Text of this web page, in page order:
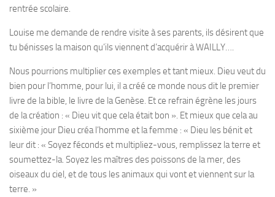
rentrée scolaire.
Louise me demande de rendre visite à ses parents, ils désirent que
tu bénisses la maison qu’ils viennent d’acquérir à WAILLY….
Nous pourrions multiplier ces exemples et tant mieux. Dieu veut du
bien pour l’homme, pour lui, il a créé ce monde nous dit le premier
livre de la bible, le livre de la Genèse. Et ce refrain égrène les jours
de la création : « Dieu vit que cela était bon ». Et mieux que cela au
sixième jour Dieu créa l’homme et la femme : « Dieu les bénit et
leur dit : « Soyez féconds et multipliez-vous, remplissez la terre et
soumettez-la. Soyez les maîtres des poissons de la mer, des
oiseaux du ciel, et de tous les animaux qui vont et viennent sur la
terre. »